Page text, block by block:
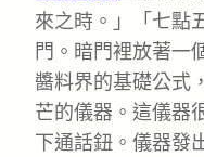
來之時。」「七點
門。暗門裡放著一
醬料界的基礎公式
芒的儀器。這儀器
下通話鈕。儀器發